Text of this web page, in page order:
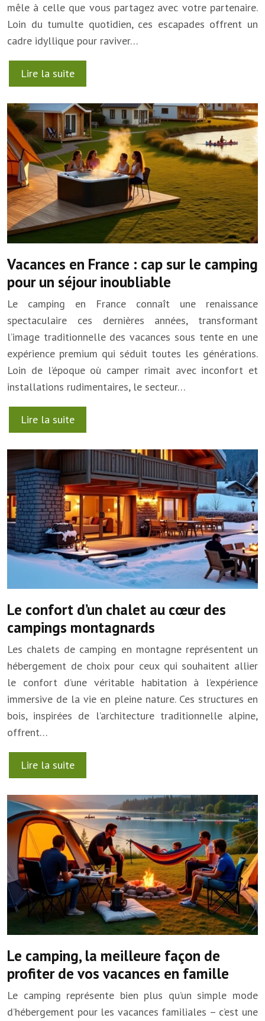
mêle à celle que vous partagez avec votre partenaire.
Loin du tumulte quotidien, ces escapades offrent un
cadre idyllique pour raviver…
Lire la suite
Vacances en France : cap sur le camping
pour un séjour inoubliable
Le camping en France connaît une renaissance
spectaculaire ces dernières années, transformant
l’image traditionnelle des vacances sous tente en une
expérience premium qui séduit toutes les générations.
Loin de l’époque où camper rimait avec inconfort et
installations rudimentaires, le secteur…
Lire la suite
Le confort d’un chalet au cœur des
campings montagnards
Les chalets de camping en montagne représentent un
hébergement de choix pour ceux qui souhaitent allier
le confort d’une véritable habitation à l’expérience
immersive de la vie en pleine nature. Ces structures en
bois, inspirées de l’architecture traditionnelle alpine,
offrent…
Lire la suite
Le camping, la meilleure façon de
profiter de vos vacances en famille
Le camping représente bien plus qu’un simple mode
d’hébergement pour les vacances familiales – c’est une